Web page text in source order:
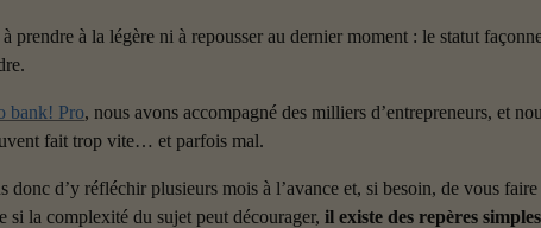
prendre à la légère ni à repousser au dernier moment : le statut
bank! Pro, nous avons accompagné des milliers d’entrepreneurs, et
fait trop vite… et parfois mal.
donc d’y réfléchir plusieurs mois à l’avance et, si besoin, de vous
si la complexité du sujet peut décourager, il existe des repères